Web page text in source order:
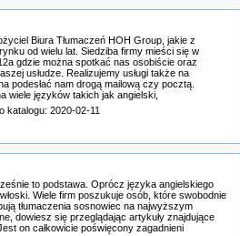
Biura Tłumaczeń HOH Group, jakie z
od wielu lat. Siedziba firmy mieści się w
gdzie można spotkać nas osobiście oraz
usłudze. Realizujemy usługi także na
podesłać nam drogą mailową czy pocztą.
wiele języków takich jak angielski,
katalogu: 2020-02-11
to podstawa. Oprócz języka angielskiego
Wiele firm poszukuje osób, które swobodnie
tłumaczenia sosnowiec na najwyższym
dowiesz się przeglądając artykuły znajdujące
on całkowicie poświęcony zagadnieni